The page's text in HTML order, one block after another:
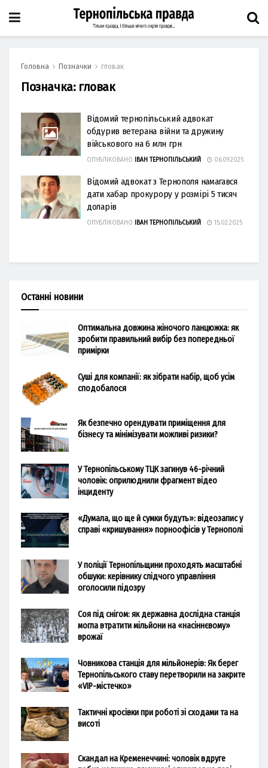
Головна Позначки гловак
Позначка: гловак
Відомий тернопільський адвокат
обдурив ветерана війни та дружину
військового на 6 млн грн
ОПУБЛІКОВАНО ІВАН ТЕРНОПІЛЬСЬКИЙ 06.09.2025
Відомий адвокат з Тернополя намагався
дати хабар прокурору у розмірі 5 тисяч
доларів
ОПУБЛІКОВАНО ІВАН ТЕРНОПІЛЬСЬКИЙ 15.02.2025
Останні новини
Оптимальна довжина жіночого ланцюжка: як
зробити правильний вибір без попередньої
примірки
Суші для компанії: як зібрати набір, щоб усім
сподобалося
Як безпечно орендувати приміщення для
бізнесу та мінімізувати можливі ризики?
У Тернопільському ТЦК загинув 46-річний
чоловік: оприлюднили фрагмент відео
інциденту
«Думала, що ще й сумки будуть»: відеозапис у
справі «кришування» порноофісів у Тернополі
У поліції Тернопільщини проходять масштабні
обшуки: керівнику слідчого управління
оголосили підозру
Соя під снігом: як державна дослідна станція
могла втратити мільйони на «насіннєвому»
врожаї
Човникова станція для мільйонерів: Як берег
Тернопільського ставу перетворили на закрите
«VIP-містечко»
Тактичні кросівки при роботі зі сходами та на
висоті
Скандал на Кременеччині: чоловік вдруге